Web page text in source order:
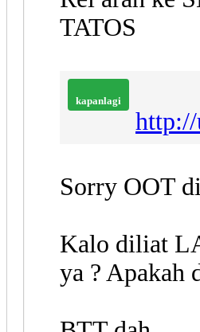
TATOS
kapanlagi
http://
Sorry OOT
Kalo diliat
ya ? Apakah